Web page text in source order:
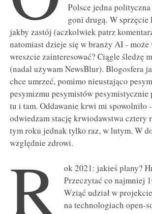
Polsce jedna
goni drugą. W sprzęcie
jakby zastój (aczkolwiek patrz
natomiast dzieje się w branży AI - może
wreszcie zainteresować? Ciągle śledzę
(nadal używam NewsBlur). Blogosfera
chce umrzeć, pomimo nieustająco
pesymizmu pesymistów pesymistycznie
tu i tam. Oddawanie krwi mi spowolniło
odwiedzam stację krwiodawstwa cztery
tym roku jednak tylko raz, w lutym. W
względnie zdrowi.
R
ok 2021: jakieś plany?
Przeczytać co najmniej
Wziąć udział w
na technologiach open-